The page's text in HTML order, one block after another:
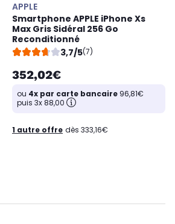
APPLE
Smartphone APPLE iPhone Xs
Max Gris Sidéral 256 Go
Reconditionné
3,7/5(7)
352,02€
ou 4x par carte bancaire 96,81€
puis 3x 88,00
1 autre offre dès 333,16€